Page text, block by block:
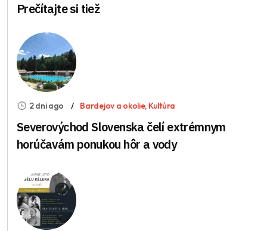
Prečítajte si tiež
2 dni ago Bardejov a okolie, Kultúra
Severovýchod Slovenska čelí extrémnym
horúčavám ponukou hôr a vody